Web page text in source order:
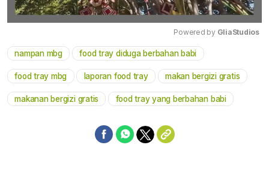
Powered by GliaStudios
nampan mbg food tray diduga berbahan babi
food tray mbg laporan food tray makan bergizi gratis
makanan bergizi gratis food tray yang berbahan babi